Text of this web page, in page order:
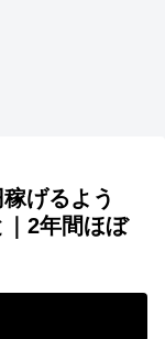
げるよう
2年間ほぼ